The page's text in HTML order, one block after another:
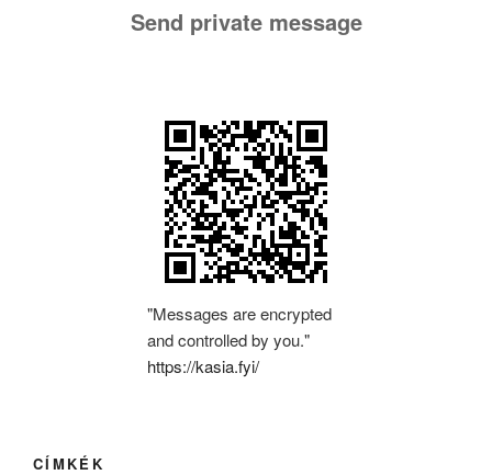
Send private message
"Messages are encrypted
and controlled by you."
https://kasia.fyi/
CÍMKÉK